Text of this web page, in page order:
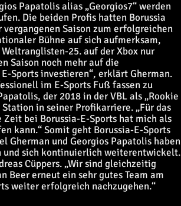
Papatolis alias „Georgios7“ werden
Die beiden Profis hatten Borussia
Saison zum erfolgreichen
Bühne auf sich aufmerksam,
25. auf der Xbox nur
Saison noch mehr auf die
Sports investieren“, erklärt Gherman.
im E-Sports Fuß fassen zu
der 2018 in der VBL als „Rookie
in seiner Profikarriere. „Für das
bei Borussia-E-Sports hat mich als
kann.“ Somit geht Borussia-E-Sports
Gherman und Georgios Papatolis haben
und sich kontinuierlich weiterentwickelt.
Cüppers. „Wir sind gleichzeitig
Beer erneut ein sehr gutes Team am
weiter erfolgreich nachzugehen.“